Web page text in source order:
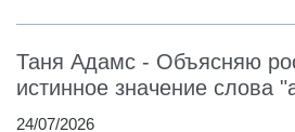
Таня Адамс - Объясняю
истинное значение слова
24/07/2026